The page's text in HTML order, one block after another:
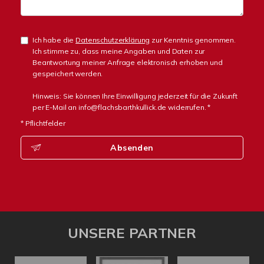
Ich habe die Datenschutzerklärung zur Kenntnis genommen.
Ich stimme zu, dass meine Angaben und Daten zur
Beantwortung meiner Anfrage elektronisch erhoben und
gespeichert werden.
Hinweis: Sie können Ihre Einwilligung jederzeit für die Zukunft
per E-Mail an info@flachsbarthkullick.de widerrufen. *
* Pflichtfelder
Absenden
UNSERE PARTNER